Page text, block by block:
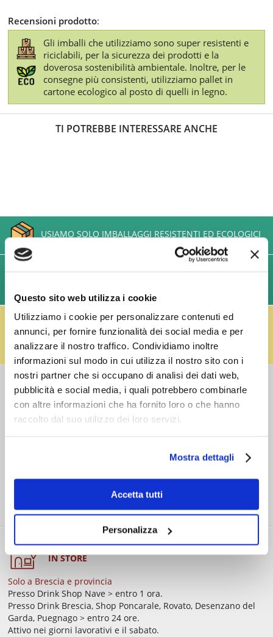
Questo sito web utilizza i cookie
Utilizziamo i cookie per personalizzare contenuti ed
annunci, per fornire funzionalità dei social media e per
analizzare il nostro traffico. Condividiamo inoltre
informazioni sul modo in cui utilizza il nostro sito con i
nostri partner che si occupano di analisi dei dati web,
pubblicità e social media, i quali potrebbero combinarle
con altre informazioni che ha fornito loro o che hanno
raccolto dal suo utilizzo dei loro servizi.
Mostra dettagli
Accetta tutti
Personalizza
Recensioni prodotto:
Gli imballi che utilizziamo sono super resistenti e
riciclabili, per la sicurezza dei prodotti e la
doverosa sostenibilità ambientale. Inoltre, per le
consegne più consistenti, utilizziamo pallet in
cartone ecologico al posto di quelli in legno.
TI POTREBBE INTERESSARE ANCHE
USIAMO SOLO IMBALLAGGI RESISTENTI ED ECOLOGICI
LAVORATIVI)
IL RESO FUSTI TI PREMIA!
Effettua il reso dei vuoti dei fusti Perfect Draft
(almeno 3 fusti) e ricevi un buono da € 5,00 per ogni
fusto,clicca qui.
COSTI DI
SPEDIZIONE
Consegna standard > € 6,90
Isole > € 8,90
RITIRO GRATIS
IN STORE
Solo a Brescia e provincia
Presso Drink Shop Nave > entro 1 ora.
Presso Drink Brescia, Shop Poncarale, Rovato, Desenzano del
Garda, Puegnago > entro 24 ore.
Attivo nei giorni lavorativi e il sabato.